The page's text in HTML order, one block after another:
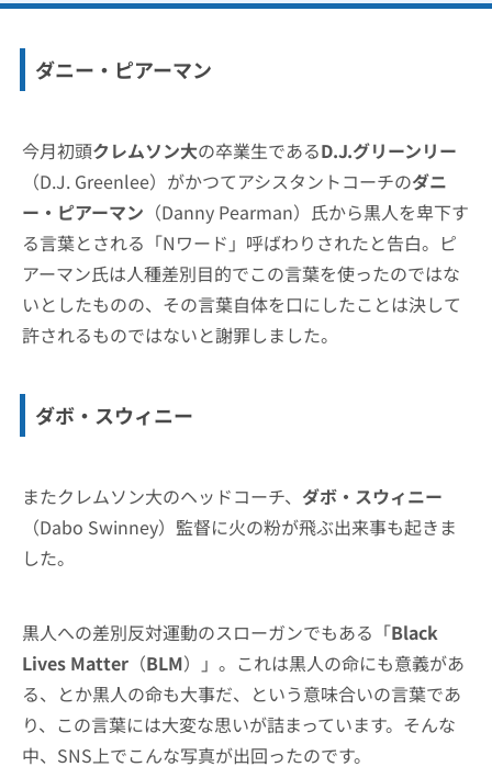
ダニー・ピアーマン
今月初頭クレムソン大の卒業生であるD.J.グリーンリー
（D.J. Greenlee）がかつてアシスタントコーチのダニ
ー・ピアーマン （Danny Pearman）氏から黒人を卑下す
る言葉とされる「Nワード」呼ばわりされたと告白。ピ
アーマン氏は人種差別目的でこの言葉を使ったのではな
いとしたものの、その言葉自体を口にしたことは決して
許されるものではないと謝罪しました。
ダボ・スウィニー
またクレムソン大のヘッドコーチ、 ダボ・スウィニー
（Dabo Swinney）監督に火の粉が飛ぶ出来事も起きま
した。
黒人への差別反対運動のスローガンでもある「Black
Lives Matter （BLM）」。これは黒人の命にも意義があ
る、とか黒人の命も大事だ、という意味合いの言葉であ
り、この言葉には大変な思いが詰まっています。そんな
中、SNS上でこんな写真が出回ったのです。